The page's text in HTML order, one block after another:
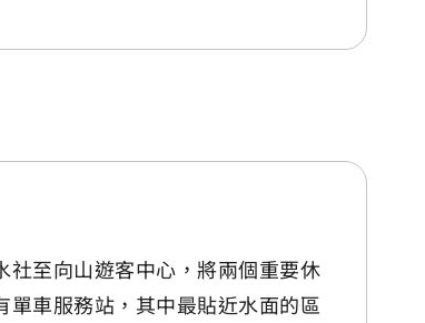
至向山遊客中心，將兩個重要休
車服務站，其中最貼近水面的區